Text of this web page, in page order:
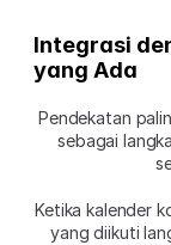
Integrasi
yang Ada
Pendekatan
sebagai
Ketika kalender
yang diikuti